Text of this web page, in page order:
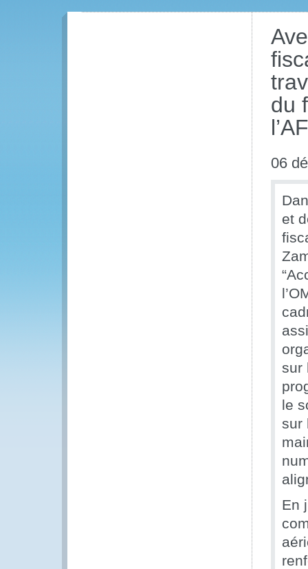
du
06
et
sur
le
sur
En